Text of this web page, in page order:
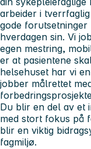
arbeider i
gode
hverdagen sin. Vi
egen mestring,
er at pasientene
helsehuset har vi
jobber målrettet
Du blir en del av et
med stort fokus på
blir en viktig
fagmiljø.